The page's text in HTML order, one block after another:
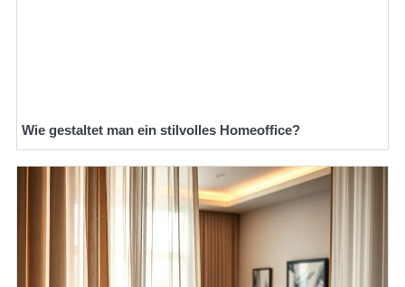
Wie gestaltet man ein stilvolles Homeoffice?